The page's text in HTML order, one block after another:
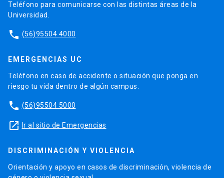
Teléfono para comunicarse con las distintas áreas de la
Universidad.
phone (56)95504 4000
EMERGENCIAS UC
Teléfono en caso de accidente o situación que ponga en
riesgo tu vida dentro de algún campus.
phone (56)95504 5000
launch Ir al sitio de Emergencias
DISCRIMINACIÓN Y VIOLENCIA
Orientación y apoyo en casos de discriminación, violencia de